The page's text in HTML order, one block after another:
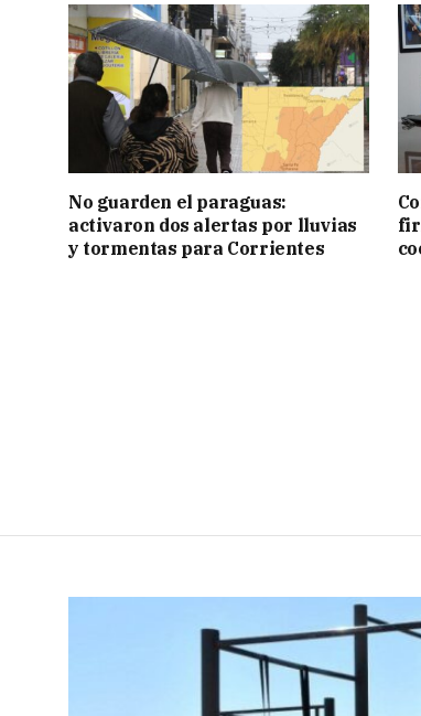
No guarden el paraguas:
activaron dos alertas por lluvias
y tormentas para Corrientes